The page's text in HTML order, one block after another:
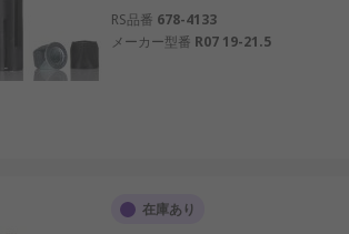
RS品番 678-4133
メーカー型番 R07 19-21.5
在庫あり